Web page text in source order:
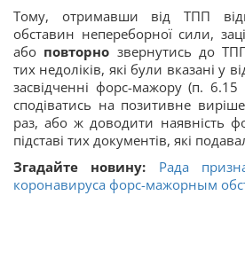
Тому, отримавши від ТПП
обставин непереборної сили,
або повторно звернутись до
тих недоліків, які були вказані у
засвідченні форс-мажору (п. 6.15
сподіватись на позитивне
раз, або ж доводити наявність
підставі тих документів, які
Згадайте новину:
Рада
коронавируса форс-мажорным